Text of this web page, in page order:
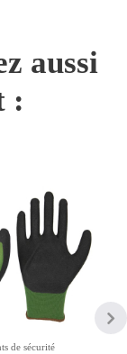
aussi
:
de sécurité